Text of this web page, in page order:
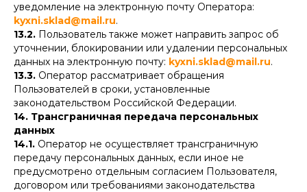
уведомление на электронную почту Оператора:
kyxni.sklad@mail.ru.
13.2. Пользователь также может направить запрос об
уточнении, блокировании или удалении персональных
данных на электронную почту: kyxni.sklad@mail.ru.
13.3. Оператор рассматривает обращения
Пользователей в сроки, установленные
законодательством Российской Федерации.
14. Трансграничная передача персональных
данных
14.1. Оператор не осуществляет трансграничную
передачу персональных данных, если иное не
предусмотрено отдельным согласием Пользователя,
договором или требованиями законодательства